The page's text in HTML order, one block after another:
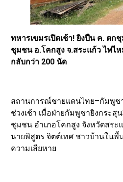
ทหารเขมรเปิดเช้า! ยิงปืน ค. ต
ชุมชน อ.โคกสูง จ.สระแก้ว ไฟไ
กลับกว่า 200 นัด
สถานการณ์ชายแดนไทย–กัมพูช
ช่วงเช้า เมื่อฝ่ายกัมพูชายิงกระ
ชุมชน อำเภอโคกสูง จังหวัดสระ
นายพิสูตร จิตต์เทศ ชาวบ้านในพื้
ความเสียหาย